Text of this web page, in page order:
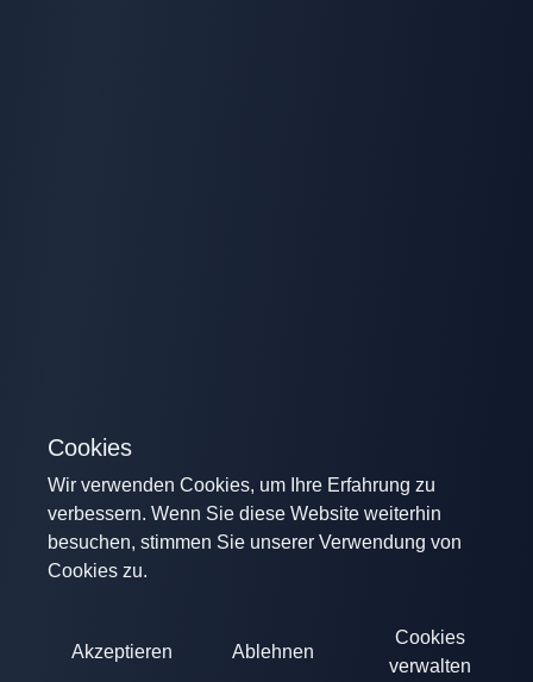
Cookies
Wir verwenden Cookies, um Ihre Erfahrung zu
verbessern. Wenn Sie diese Website weiterhin
besuchen, stimmen Sie unserer Verwendung von
Cookies zu.
Akzeptieren Ablehnen
Cookies
verwalten